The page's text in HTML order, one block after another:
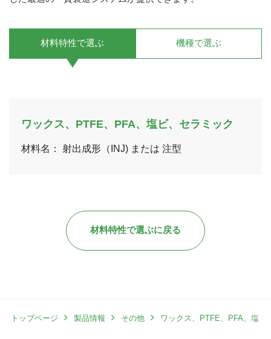
材料特性で選ぶ 機種で選ぶ
ワックス、PTFE、PFA、塩ビ、セラミック
材料名： 射出成形（INJ) または 注型
材料特性で選ぶに戻る
トップページ 製品情報 その他 ワックス、PTFE、PFA、塩